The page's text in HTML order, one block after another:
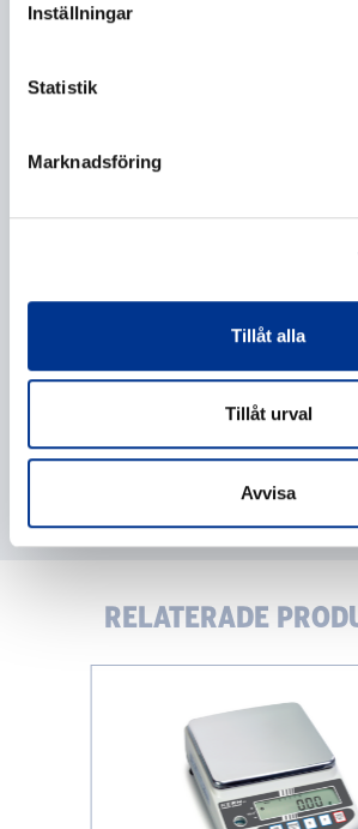
Inställningar
Statistik
Marknadsföring
Tillåt alla
Tillåt urval
Avvisa
RELATERADE